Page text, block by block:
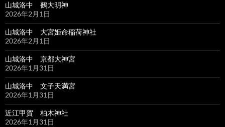
山城洛中 鵺大明神
2026年2月1日
山城洛中 大宮姫命稲荷神社
2026年2月1日
山城洛中 京都大神宮
2026年1月31日
山城洛中 文子天満宮
2026年1月31日
近江甲賀 柏木神社
2026年1月31日